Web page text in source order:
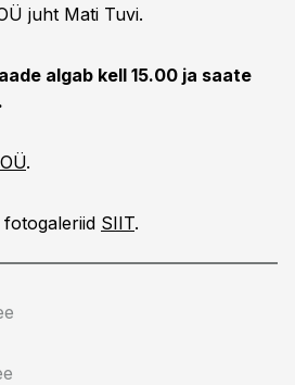
juht Mati Tuvi.
algab kell 15.00 ja saate
.
SIIT.